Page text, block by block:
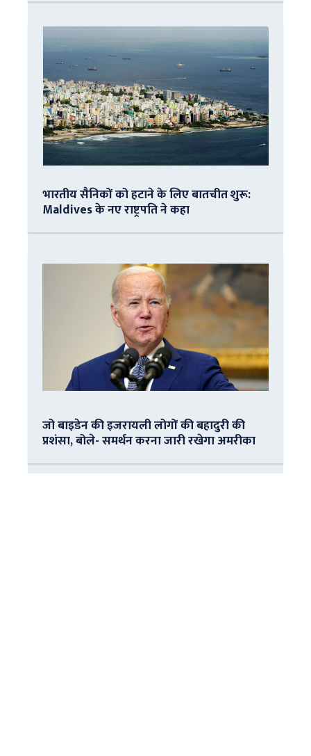
भारतीय सैनिकों को हटाने के लिए बातचीत शुरू:
Maldives के नए राष्ट्रपति ने कहा
जो बाइडेन की इजरायली लोगों की बहादुरी की
प्रशंसा, बोले- समर्थन करना जारी रखेगा अमरीका